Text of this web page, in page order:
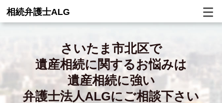
相続弁護士ALG
さいたま市北区で
遺産相続に関するお悩みは
遺産相続に強い
弁護士法人ALGにご相談下さい